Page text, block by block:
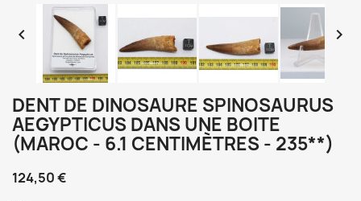
 
DENT DE DINOSAURE SPINOSAURUS
AEGYPTICUS DANS UNE BOITE
(MAROC - 6.1 CENTIMÈTRES - 235**)
124,50 €